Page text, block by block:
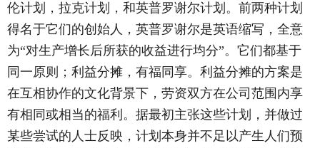
伦计划，拉克计划，和英普罗谢尔计划。前两种计划
得名于它们的创始人，英普罗谢尔是英语缩写，全意
为“对生产增长后所获的收益进行均分”。它们都基于
同一原则；利益分摊，有福同享。利益分摊的方案是
在互相协作的文化背景下，劳资双方在公司范围内享
有相同或相当的福利。据最初主张这些计划，并做过
某些尝试的人士反映，计划本身并不足以产生人们预